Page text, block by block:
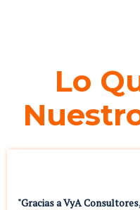
Lo
"Gracias a VyA